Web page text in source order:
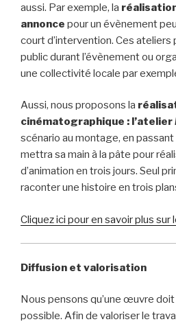
aussi. Par exemple, la
annonce pour un évènement
court d’intervention. Ces
public durant l’évènement ou
une collectivité locale par
Aussi, nous proposons la
cinématographique : l’atelier
scénario au montage, en
mettra sa main à la pâte pour
d’animation en trois jours. Seul
raconter une histoire en trois
Cliquez ici pour en savoir plus sur
Diffusion et valorisation
Nous pensons qu’une œuvre
possible. Afin de valoriser le